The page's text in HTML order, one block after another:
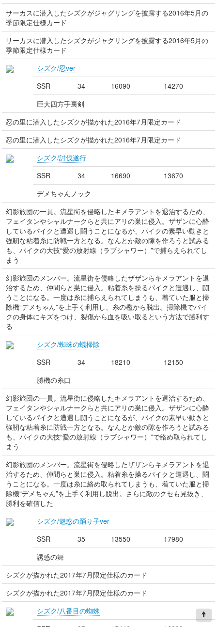
サーカスに潜入したシズクがジャグリングを披露する2016年5月の
季節限定仕様カード
サーカスに潜入したシズクがジャグリングを披露する2016年5月の
季節限定仕様カード
シズク/忍ver
SSR
34 16090
14270
巨大四方手裏剣
忍の里に潜入したシズクが描かれた2016年7月限定カード
忍の里に潜入したシズクが描かれた2016年7月限定カード
シズク/討伐遂行
SSR
34 16690
13670
デメちゃんノック
幻影旅団の一員。流星街を侵略したキメラアントを退治するため、
フェイタンやシャルナークらと共にアリの巣に侵入。ザザンに心酔
しているパイクと遭遇し闘うことになるが、パイクの素早い動きと
強靭な粘着糸に防戦一方となる。なんとか敵の隙を作ろうと試みる
も、パイクの大技“愛の放射線（ラブシャワー）”で捕らえられてし
まう
幻影旅団のメンバー。流星街を侵略したザザンらキメラアントを退
治するため、仲間らと巣に侵入。粘着糸を操るパイクと遭遇し、闘
うことになる。一度は糸に捕らえられてしまうも、着ていた服と掃
除機“デメちゃん”を上手く利用し、糸の檻から脱出。掃除機でパイ
クの身体にキズをつけ、裂傷から血を吸い取るという方法で勝利す
る
シズク/蜘蛛の蟻掃除
SSR
34 18210
12150
勝機の糸口
幻影旅団の一員。流星街に侵略したキメラアントを退治するため、
フェイタンやシャルナークらと共にアリの巣に侵入。ザザンに心酔
しているパイクと遭遇し闘うことになるが、パイクの素早い動きと
強靭な粘着糸に防戦一方となる。なんとか敵の隙を作ろうと試みる
も、パイクの大技“愛の放射線（ラブシャワー）”で絡め取られてし
まう
幻影旅団のメンバー。流星街を侵略したザザンらキメラアントを退
治するため、仲間らと巣に侵入。粘着糸を操るパイクと遭遇し、闘
うことになる。一度は糸に絡め取られてしまうも、着ていた服と掃
除機“デメちゃん”を上手く利用し脱出。さらに敵のクセも見抜き、
勝利を確信した
シズク/魅惑の踊り子ver
SSR
35 13550
17980
誘惑の舞
シズクが描かれた2017年7月限定仕様のカード
シズクが描かれた2017年7月限定仕様のカード
シズク/八番目の蜘蛛